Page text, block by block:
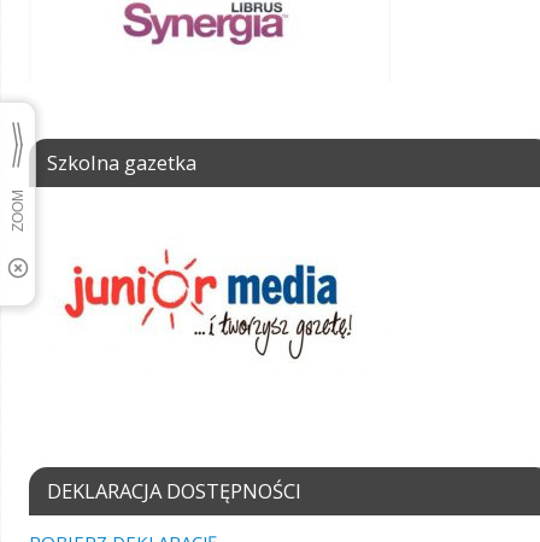
Szkolna gazetka
DEKLARACJA DOSTĘPNOŚCI